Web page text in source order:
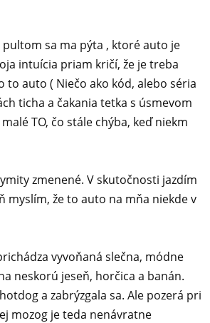
sa ma pýta , ktoré auto je
intuícia priam kričí, že je treba
to auto ( Niečo ako kód, alebo séria
ticha a čakania tetka s úsmevom
TO, čo stále chýba, keď niekm
zmenené. V skutočnosti jazdím
myslím, že to auto na mňa niekde v
vyvoňaná slečna, módne
neskorú jeseň, horčica a banán.
a zabrýzgala sa. Ale pozerá pri
mozog je teda nenávratne